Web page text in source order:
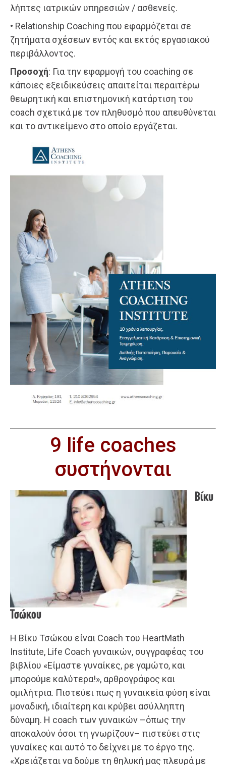
λήπτες ιατρικών υπηρεσιών / ασθενείς.
• Relationship Coaching που εφαρμόζεται σε
ζητήματα σχέσεων εντός και εκτός εργασιακού
περιβάλλοντος.
Προσοχή: Για την εφαρμογή του coaching σε
κάποιες εξειδικεύσεις απαιτείται περαιτέρω
θεωρητική και επιστημονική κατάρτιση του
coach σχετικά με τον πληθυσμό που απευθύνεται
και το αντικείμενο στο οποίο εργάζεται.
9 life coaches
συστήνονται
Βίκυ
Τσώκου
Η Βίκυ Τσώκου είναι Coach του HeartMath
Institute, Life Coach γυναικών, συγγραφέας του
βιβλίου «Είμαστε γυναίκες, ρε γαμώτο, και
μπορούμε καλύτερα!», αρθρογράφος και
ομιλήτρια. Πιστεύει πως η γυναικεία φύση είναι
μοναδική, ιδιαίτερη και κρύβει ασύλληπτη
δύναμη. Η coach των γυναικών –όπως την
αποκαλούν όσοι τη γνωρίζουν– πιστεύει στις
γυναίκες και αυτό το δείχνει με το έργο της.
«Χρειάζεται να δούμε τη θηλυκή μας πλευρά με